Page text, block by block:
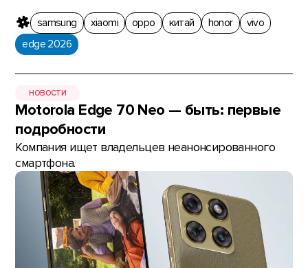
samsung xiaomi oppo китай honor
vivo
edge 2026
НОВОСТИ
Motorola Edge 70 Neo — быть: первые
подробности
Компания ищет владельцев неанонсированного
смартфона.